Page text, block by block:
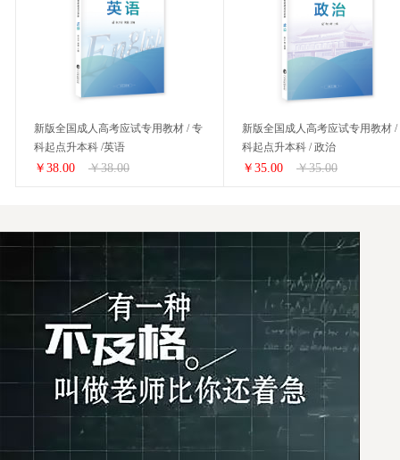
新版全国成人高考应试专用教材 / 专
科起点升本科 /英语
￥38.00 ￥38.00
新版全国成人高考应试专用教材 /
科起点升本科 / 政治
￥35.00 ￥35.00